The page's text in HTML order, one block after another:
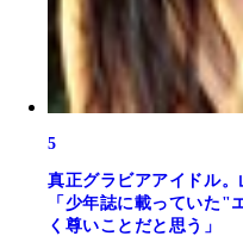
5
真正グラビアアイドル
「少年誌に載っていた"
く尊いことだと思う」